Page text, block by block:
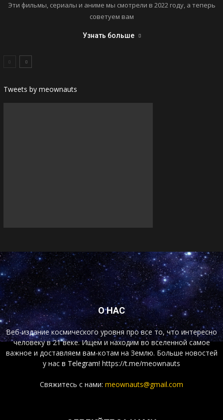
Эти фильмы, сериалы и аниме мы смотрели в 2022 году, а теперь
советуем вам
Узнать больше
Tweets by meownauts
О НАС
Веб-издание космического уровня про все то, что интересно
человеку в 21 веке. Ищем и находим во вселенной самое
важное и доставляем вам-котам на Землю. Больше новостей
у нас в Telegram! https://t.me/meownauts
Свяжитесь с нами: meownauts@gmail.com